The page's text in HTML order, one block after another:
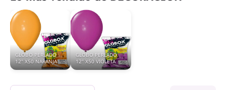
GLOBO PERLADO
12" X50 NARANJA
GLOBO PERLADO
12" X50 VIOLETA